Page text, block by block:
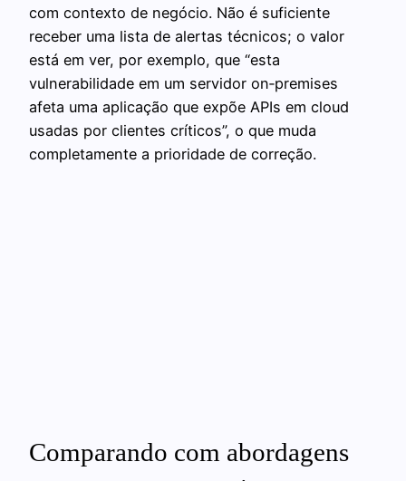
com contexto de negócio. Não é suficiente
receber uma lista de alertas técnicos; o valor
está em ver, por exemplo, que “esta
vulnerabilidade em um servidor on‑premises
afeta uma aplicação que expõe APIs em cloud
usadas por clientes críticos”, o que muda
completamente a prioridade de correção.
Comparando com abordagens